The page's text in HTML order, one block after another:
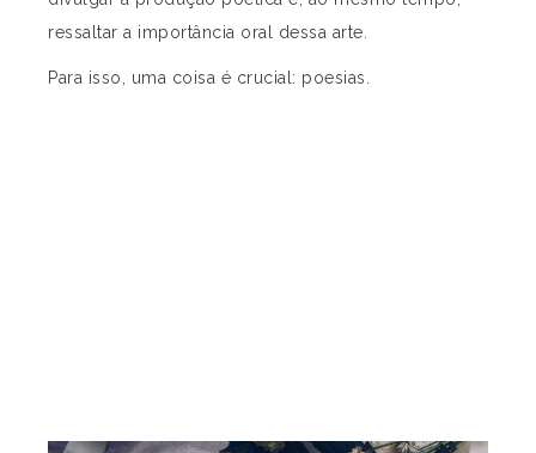
ressaltar a importância oral dessa arte.
Para isso, uma coisa é crucial: poesias.